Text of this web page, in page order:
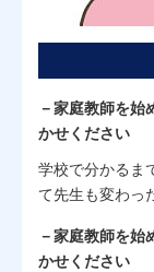
－家庭教師を
かせください
学校で分かるま
て先生も変わっ
－家庭教師を
かせください